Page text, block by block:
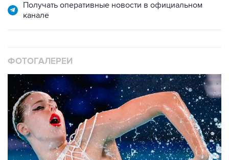
Получать оперативные новости в официальном
канале
ФОТОГАЛЕРЕИ